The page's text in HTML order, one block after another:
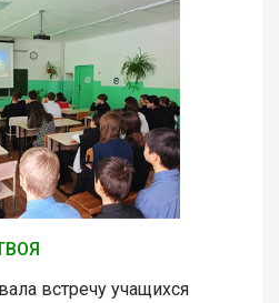
встречу учащихся